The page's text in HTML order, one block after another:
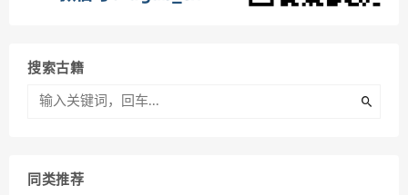
搜索古籍
同类推荐